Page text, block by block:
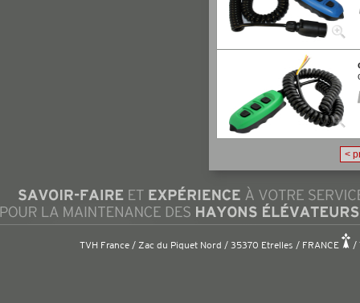
<
TVH France / Zac du Piquet Nord / 35370 Etrelles / FRANCE /